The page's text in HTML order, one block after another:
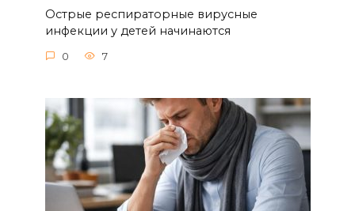
Острые респираторные вирусные
инфекции у детей начинаются
0 7